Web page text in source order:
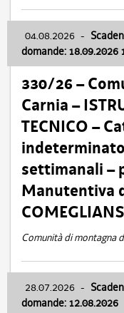
04.08.2026 -
domande: 18.09.2026
330/26 –
Carnia –
TECNICO –
settimanali –
Manutentiva
COMEGLIANS
Comunità di montagna
28.07.2026 -
domande: 12.08.2026